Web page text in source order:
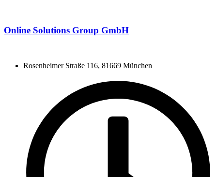
Online Solutions Group GmbH
Rosenheimer Straße 116, 81669 München